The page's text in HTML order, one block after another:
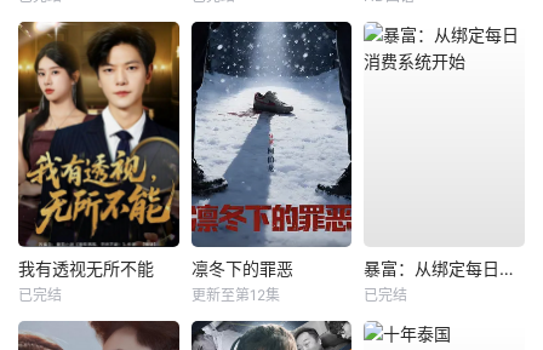
我有透视无所不能
已完结
凛冬下的罪恶
更新至第12集
暴富：从绑定每日消费系统开始
已完结